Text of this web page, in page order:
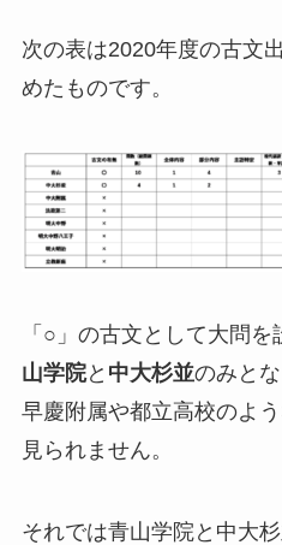
次の表は2020年度の古文
めたものです。
「○」の古文として大問
山学院と 中大杉並のみとな
早慶附属や都立高校のよ
見られません。
それでは青山学院と中大